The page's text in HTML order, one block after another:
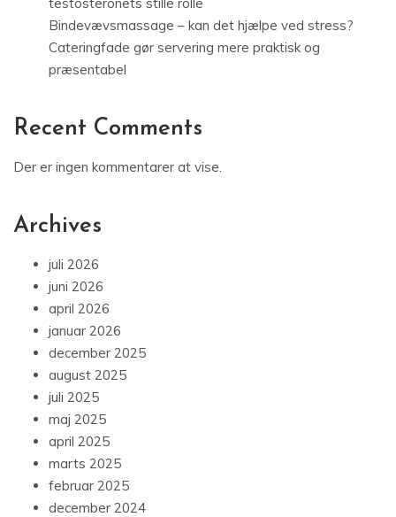
Bindevævsmassage – kan det hjælpe ved stress?
Cateringfade gør servering mere praktisk og
præsentabel
Recent Comments
Der er ingen kommentarer at vise.
Archives
juli 2026
juni 2026
april 2026
januar 2026
december 2025
august 2025
juli 2025
maj 2025
april 2025
marts 2025
februar 2025
december 2024